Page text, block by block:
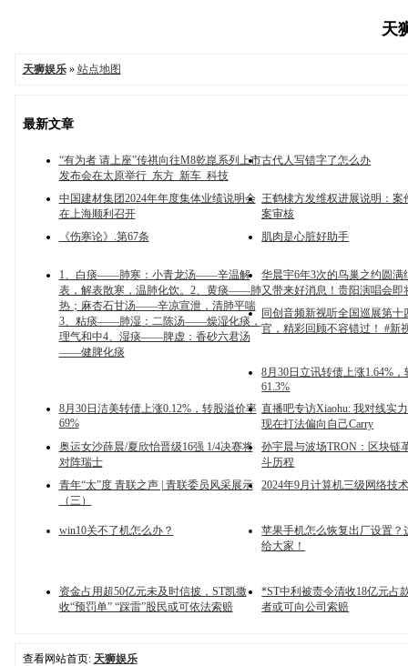
天
天狮娱乐» 站点地图
最新文章
“有为者 请上座”传祺向往M8乾崑系列上市
发布会在太原举行_东方_新车_科技
古代人写错字了怎么办
中国建材集团2024年年度集体业绩说明会
在上海顺利召开
王鹤棣方发维权进展说明：案
案审核
《伤寒论》.第67条
肌肉是心脏好助手
1、白痰——肺寒：小青龙汤——辛温解
表，解表散寒，温肺化饮。2、黄痰——肺
热；麻杏石甘汤——辛凉宣泄，清肺平喘
3、粘痰——肺湿：二陈汤——燥湿化痰，
理气和中4、湿痰——脾虚：香砂六君汤
——健脾化痰
华晨宇6年3次的鸟巢之约圆满
又带来好消息！贵阳演唱会即
同创音频新视听全国巡展第十
官，精彩回顾不容错过！ #新
8月30日立讯转债上涨1.64%
61.3%
8月30日洁美转债上涨0.12%，转股溢价率
69%
直播吧专访Xiaohu: 我对线实
现在打法偏向自己Carry
奥运女沙薛晨/夏欣怡晋级16强 1/4决赛将
对阵瑞士
孙宇晨与波场TRON：区块链
斗历程
青年“太”度 青联之声 | 青联委员风采展示
（三）
2024年9月计算机三级网络技
win10关不了机怎么办？
苹果手机怎么恢复出厂设置？
给大家！
资金占用超50亿元未及时信披，ST凯撒
收“预罚单” “踩雷”股民或可依法索赔
*ST中利被责令清收18亿元占
者或可向公司索赔
查看网站首页: 天狮娱乐